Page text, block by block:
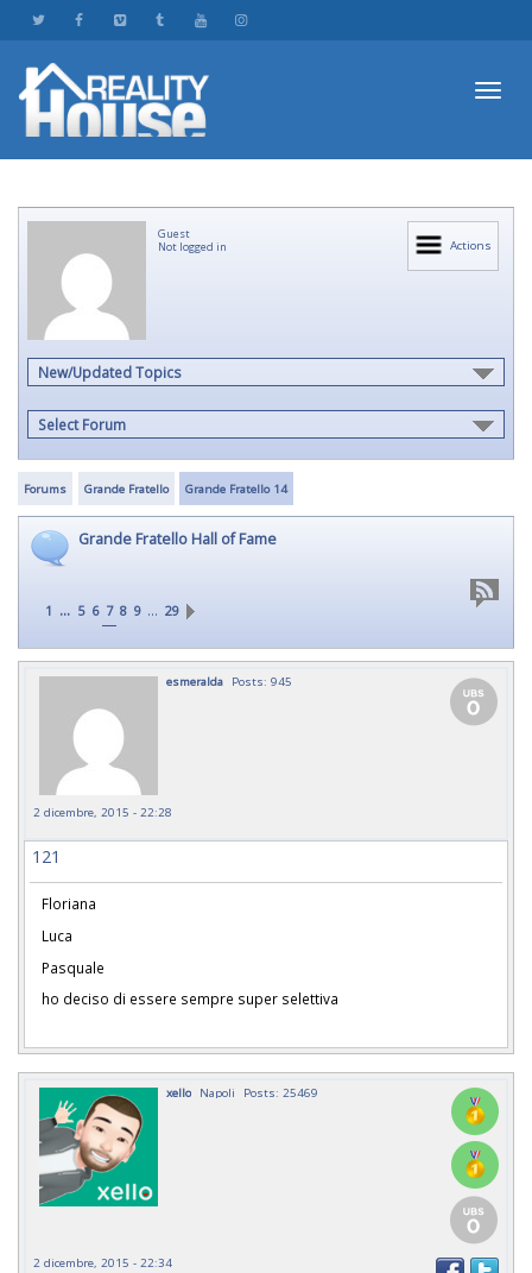
Actions
Guest
Not logged in
New/Updated Topics
Select Forum
Forums Grande Fratello Grande Fratello 14
Grande Fratello Hall of Fame
1 ... 5 6 7 8 9 … 29
esmeralda Posts: 945
2 dicembre, 2015 - 22:28
121
Floriana
Luca
Pasquale
ho deciso di essere sempre super selettiva
xello Napoli Posts: 25469
2 dicembre, 2015 - 22:34